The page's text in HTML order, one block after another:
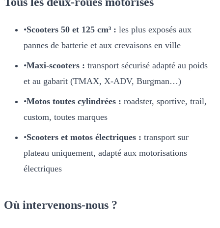
•Scooters 50 et 125 cm³ : les plus exposés aux
pannes de batterie et aux crevaisons en ville
•Maxi-scooters : transport sécurisé adapté au poids
et au gabarit (TMAX, X-ADV, Burgman…)
•Motos toutes cylindrées : roadster, sportive, trail,
custom, toutes marques
•Scooters et motos électriques : transport sur
plateau uniquement, adapté aux motorisations
électriques
Où intervenons-nous ?